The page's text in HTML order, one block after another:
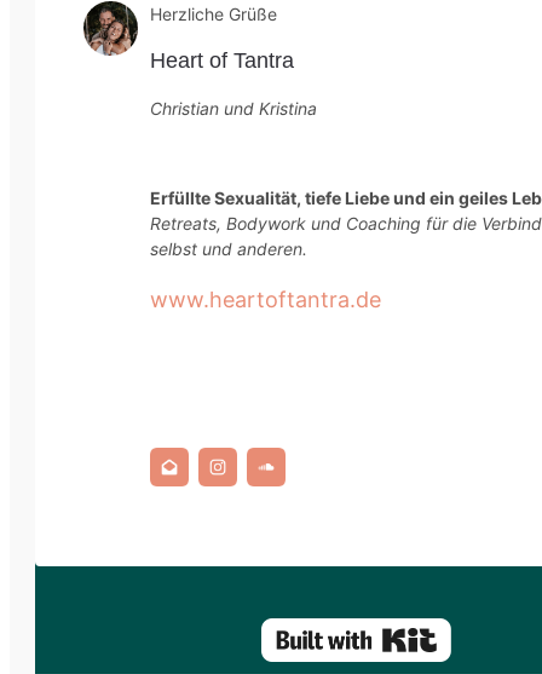
Herzliche Grüße
Heart of Tantra
Christian und Kristina
Erfüllte Sexualität, tiefe Liebe und ein geiles
Retreats, Bodywork und Coaching für die
selbst und anderen.
www.heartoftantra.de